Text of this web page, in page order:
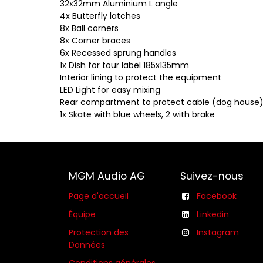
32x32mm Aluminium L angle
4x Butterfly latches
8x Ball corners
8x Corner braces
6x Recessed sprung handles
1x Dish for tour label 185x135mm
Interior lining to protect the equipment
LED Light for easy mixing
Rear compartment to protect cable (dog house)
1x Skate with blue wheels, 2 with brake
MGM Audio AG
Page d'accueil
Équipe
Protection des
Données
Suivez-nous
Facebook
Linkedin
Instagram